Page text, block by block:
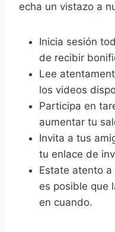
echa un vistazo a
Inicia sesión
de recibir
Lee
los videos
Participa en
aumentar tu
Invita a tus
tu enlace de
Estate atento
es posible que
en cuando.